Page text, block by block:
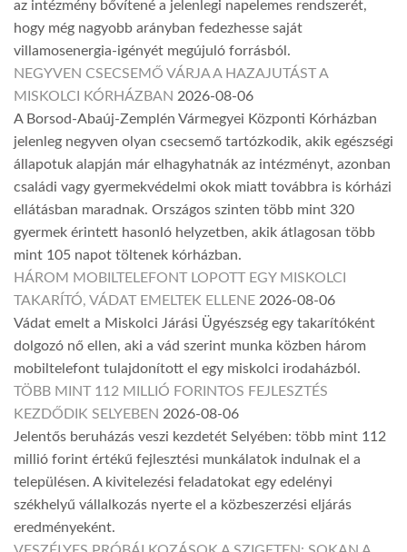
az intézmény bővítené a jelenlegi napelemes rendszerét,
hogy még nagyobb arányban fedezhesse saját
villamosenergia-igényét megújuló forrásból.
NEGYVEN CSECSEMŐ VÁRJA A HAZAJUTÁST A
MISKOLCI KÓRHÁZBAN 2026-08-06
A Borsod-Abaúj-Zemplén Vármegyei Központi Kórházban
jelenleg negyven olyan csecsemő tartózkodik, akik egészségi
állapotuk alapján már elhagyhatnák az intézményt, azonban
családi vagy gyermekvédelmi okok miatt továbbra is kórházi
ellátásban maradnak. Országos szinten több mint 320
gyermek érintett hasonló helyzetben, akik átlagosan több
mint 105 napot töltenek kórházban.
HÁROM MOBILTELEFONT LOPOTT EGY MISKOLCI
TAKARÍTÓ, VÁDAT EMELTEK ELLENE 2026-08-06
Vádat emelt a Miskolci Járási Ügyészség egy takarítóként
dolgozó nő ellen, aki a vád szerint munka közben három
mobiltelefont tulajdonított el egy miskolci irodaházból.
TÖBB MINT 112 MILLIÓ FORINTOS FEJLESZTÉS
KEZDŐDIK SELYEBEN 2026-08-06
Jelentős beruházás veszi kezdetét Selyében: több mint 112
millió forint értékű fejlesztési munkálatok indulnak el a
településen. A kivitelezési feladatokat egy edelényi
székhelyű vállalkozás nyerte el a közbeszerzési eljárás
eredményeként.